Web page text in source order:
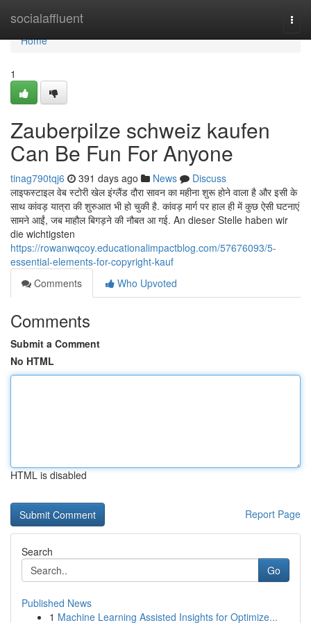
socialaffluent
Home
Home
1
Zauberpilze schweiz kaufen
Can Be Fun For Anyone
tinag790tqj6 391 days ago News
Discuss
लाइफस्टाइल वेब स्टोरी खेल इंग्लैंड दौरा सावन का महीना शुरू होने वाला है और इसी के
साथ कांवड़ यात्रा की शुरुआत भी हो चुकी है. कांवड़ मार्ग पर हाल ही में कुछ ऐसी घटनाएं
सामने आईं, जब माहौल बिगड़ने की नौबत आ गई. An dieser Stelle haben wir
die wichtigsten
https://rowanwqcoy.educationalimpactblog.com/57676093/5-
essential-elements-for-copyright-kauf
Comments
Who Upvoted
Comments
Submit a Comment
No HTML
HTML is disabled
Report Page
Search
Go
Published News
1 Machine Learning Assisted Insights for Optimize...